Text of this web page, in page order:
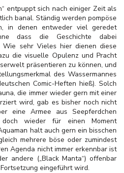
entpuppt sich nach einiger Zeit als
banal. Ständig werden pompöse
in denen entweder viel geredet
dass die Geschichte dabei
Wie sehr Vieles hier dienen diese
die visuelle Opulenz und Pracht
präsentieren zu können, und
des Wassermannes
Comic-Heften hieß). Solch
die immer wieder gern mit einer
wird, gab es bisher noch nicht
eine Armee aus Seepferdchen
doch wieder für einen Moment
halt auch gern ein bisschen
mehrere böse oder zumindest
Agenda nicht immer erkennbar ist
andere („Black Manta“) offenbar
eingeführt wird.